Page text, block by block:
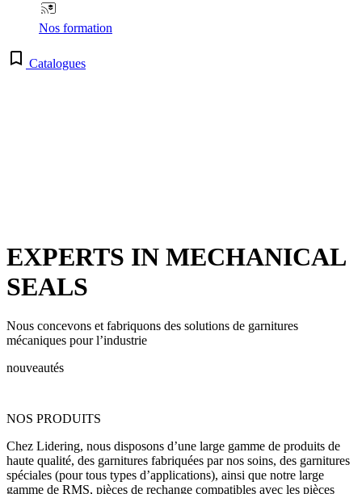
Nos formation
Catalogues
EXPERTS IN MECHANICAL
SEALS
Nous concevons et fabriquons des solutions de garnitures
mécaniques pour l’industrie
nouveautés
NOS PRODUITS
Chez Lidering, nous disposons d’une large gamme de produits de
haute qualité, des garnitures fabriquées par nos soins, des garnitures
spéciales (pour tous types d’applications), ainsi que notre large
gamme de RMS, pièces de rechange compatibles avec les pièces